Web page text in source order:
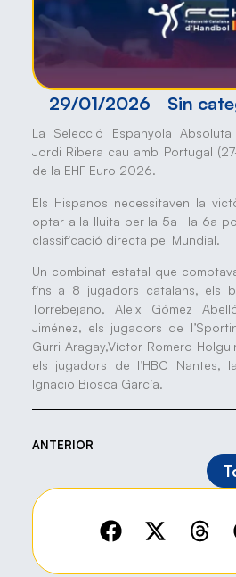
29/01/2026 Sin
La Selecció Espanyola
Jordi Ribera cau amb Portugal
de la EHF Euro 2026.
Els Hispanos necessitaven la
optar a la lluita per la 5a i la 6a
classificació directa pel Mundial.
Un combinat estatal que
fins a 8 jugadors catalans, els
Torrebejano, Aleix Gómez
Jiménez, els jugadors de
Gurri Aragay,Víctor Romero
els jugadors de l’HBC Nantes,
Ignacio Biosca García.
ANTERIOR